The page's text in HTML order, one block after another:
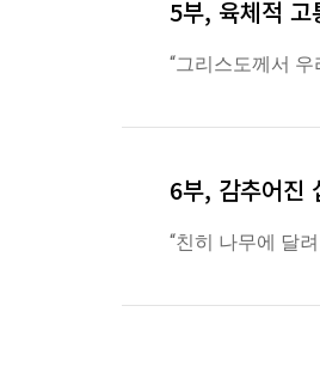
5부, 육체적 고
“그리스도께서
6부, 감추어진
“친히 나무에 달